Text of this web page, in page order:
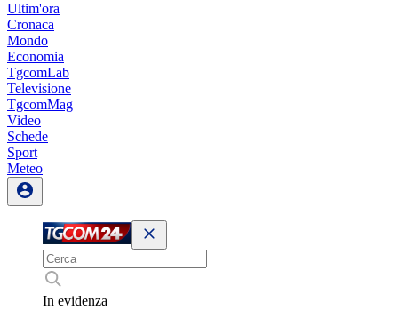
Ultim'ora
Cronaca
Mondo
Economia
TgcomLab
Televisione
TgcomMag
Video
Schede
Sport
Meteo
In evidenza